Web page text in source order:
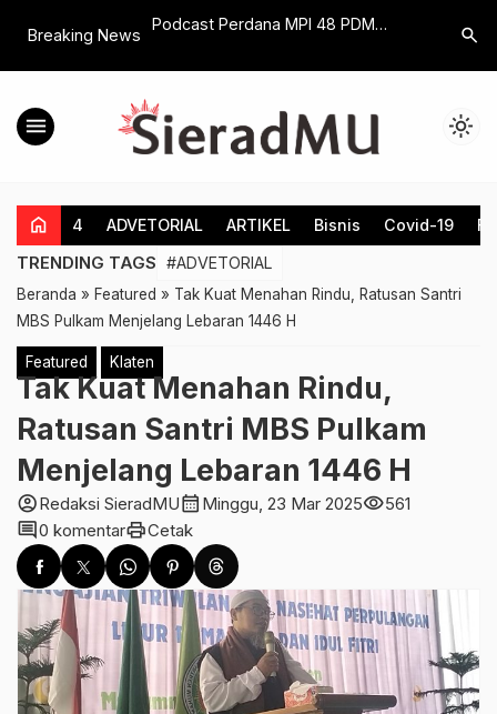
Breaking News
Podcast Perdana MPI 48 PDM
Tani Muhammadiyah
Siapkan
Cawas
search
menu light_mode
home 4 ADVETORIAL ARTIKEL Bisnis Covid-19
TRENDING TAGS #ADVETORIAL
Beranda » Featured » Tak Kuat Menahan Rindu, Ratusan Santri
MBS Pulkam Menjelang Lebaran 1446 H
Featured Klaten
Tak Kuat Menahan Rindu,
Ratusan Santri MBS Pulkam
Menjelang Lebaran 1446 H
account_circleRedaksi SieradMUcalendar_month Minggu, 23 Mar 2025visibility561
comment0 komentarprintCetak